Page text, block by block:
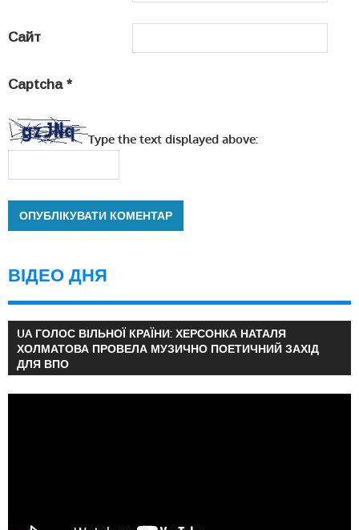
Сайт
Captcha *
Type the text displayed above:
ВІДЕО ДНЯ
UA ГОЛОС ВІЛЬНОЇ КРАЇНИ: ХЕРСОНКА НАТАЛЯ
ХОЛМАТОВА ПРОВЕЛА МУЗИЧНО ПОЕТИЧНИЙ ЗАХІД
ДЛЯ ВПО